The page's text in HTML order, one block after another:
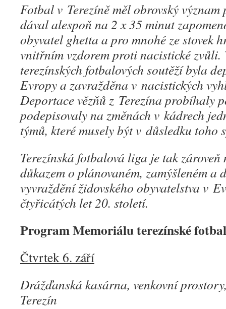
Fotbal v Terezíně měl obrovský význam
dával alespoň na 2 x 35 minut
obyvatel ghetta a pro mnohé ze stovek
vnitřním vzdorem proti nacistické zvůli.
terezínských fotbalových soutěží byla
Evropy a zavražděna v nacistických
Deportace vězňů z Terezína probíhaly
podepisovaly na změnách v kádrech
týmů, které musely být v důsledku toho
Terezínská fotbalová liga je tak
důkazem o plánovaném, zamýšleném a
vyvraždění židovského obyvatelstva v
čtyřicátých let 20. století.
Program Memoriálu terezínské
Čtvrtek 6. září
Drážďanská kasárna, venkovní
Terezín